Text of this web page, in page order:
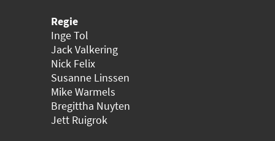
Regie
Inge Tol
Jack Valkering
Nick Felix
Susanne Linssen
Mike Warmels
Bregittha Nuyten
Jett Ruigrok